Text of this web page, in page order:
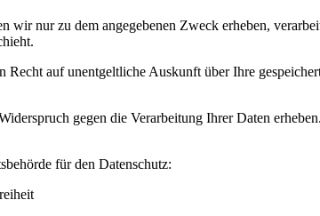
nur zu dem angegebenen Zweck erheben,
auf unentgeltliche Auskunft über Ihre
gegen die Verarbeitung Ihrer Daten
für den Datenschutz: